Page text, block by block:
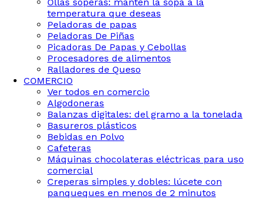
temperatura que deseas
Peladoras de papas
Peladoras De Piñas
Picadoras De Papas y Cebollas
Procesadores de alimentos
Ralladores de Queso
COMERCIO
Ver todos en comercio
Algodoneras
Balanzas digitales: del gramo a la tonelada
Basureros plásticos
Bebidas en Polvo
Cafeteras
Máquinas chocolateras eléctricas para uso
comercial
Creperas simples y dobles: lúcete con
panqueques en menos de 2 minutos